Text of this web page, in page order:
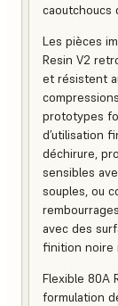
caoutchoucs
Les pièces
Resin V2
et résistent
prototypes
d’utilisation
déchirure,
sensibles
souples, ou
avec des
finition noire
Flexible 80A
formulation